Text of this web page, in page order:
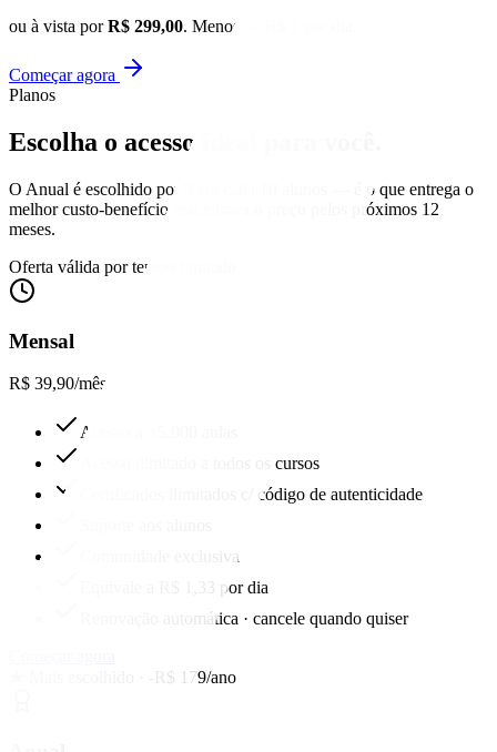
ou à vista porR$ 299,00. Menos de R$ 1 por dia.
Começar agora
Planos
Escolha o acesso
O Anual é escolhido por 9 em cada 10 alunos — é o que entrega o
melhor custo-benefício real e trava o preço pelos próximos 12
meses.
Oferta válida por tempo limitado
Mensal
R$ 39,90/mês
Acesso a +5.000 aulas
Acesso ilimitado a todos os cursos
Certificados ilimitados c/ código de autenticidade
Comunidade exclusiva
Equivale a R$ 1,33 por dia
Renovação automática · cancele quando quiser
★ Mais escolhido · -R$ 179/ano